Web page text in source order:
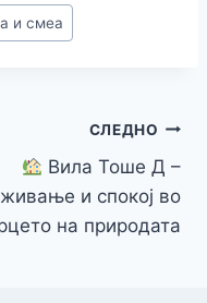
p m
и смеа
СЛЕДНО
Вила Тоше Д –
и спокој во
на природата